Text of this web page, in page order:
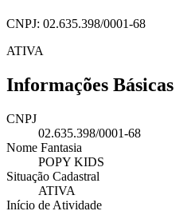
CNPJ: 02.635.398/0001-68
ATIVA
Informações Básicas
CNPJ
02.635.398/0001-68
Nome Fantasia
POPY KIDS
Situação Cadastral
ATIVA
Início de Atividade